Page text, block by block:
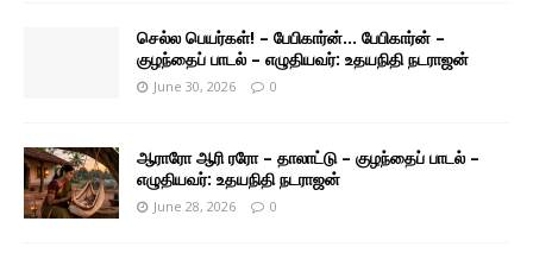
செல்ல பெயர்கள்! – பேபிகார்ன்… பேபிகார்ன் –
குழந்தைப் பாடல் – எழுதியவர்: உதயநிதி நடராஜன்
June 30, 2026 0
ஆராரோ ஆரி ரரோ – தாலாட்டு – குழந்தைப் பாடல் –
எழுதியவர்: உதயநிதி நடராஜன்
June 28, 2026 0